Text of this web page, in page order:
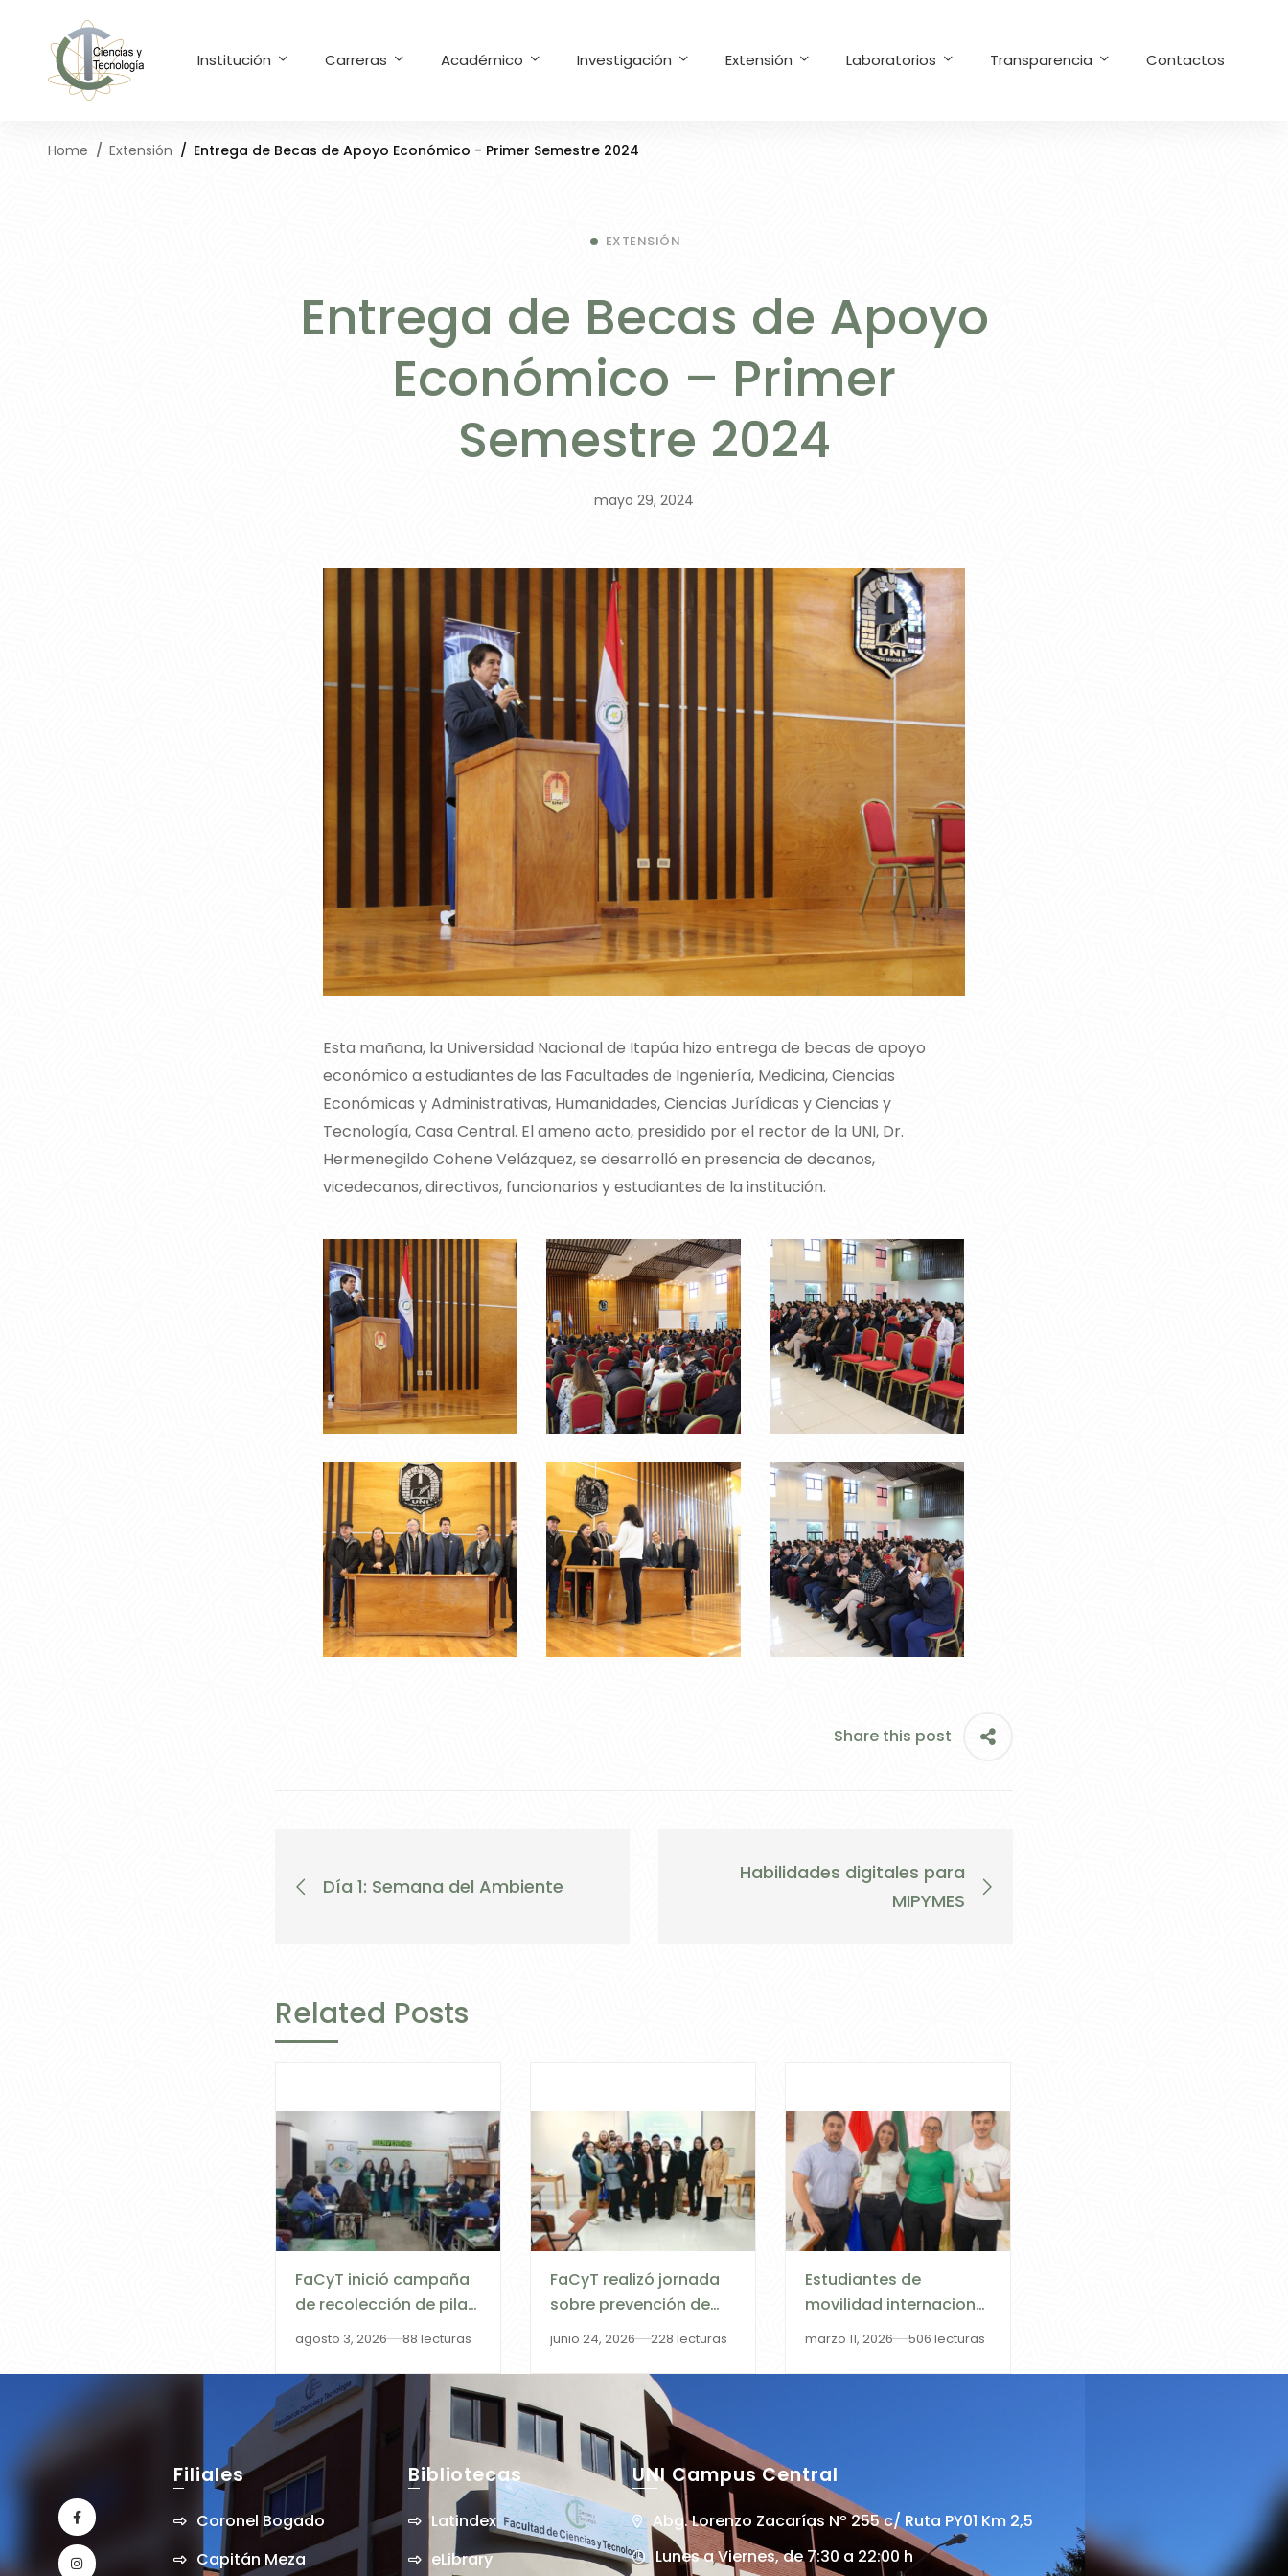
Institución Carreras Académico Investigación Extensión Laboratorios Transparencia Contactos
Home Extensión Entrega de Becas de Apoyo Económico - Primer Semestre 2024
EXTENSIÓN
Entrega de Becas de Apoyo
Económico – Primer
Semestre 2024
mayo 29, 2024
Esta mañana, la Universidad Nacional de Itapúa hizo entrega de becas de apoyo
económico a estudiantes de las Facultades de Ingeniería, Medicina, Ciencias
Económicas y Administrativas, Humanidades, Ciencias Jurídicas y Ciencias y
Tecnología, Casa Central. El ameno acto, presidido por el rector de la UNI, Dr.
Hermenegildo Cohene Velázquez, se desarrolló en presencia de decanos,
vicedecanos, directivos, funcionarios y estudiantes de la institución.
Share this post
Día 1: Semana del Ambiente
Habilidades digitales para
MIPYMES
Related Posts
FaCyT inició campaña
de recolección de pilas
y baterías agotadas en
de Encarnación
agosto 3, 2026 88 lecturas
FaCyT realizó jornada
sobre prevención de
riesgos eléctricos e
Facultad de Medicina
junio 24, 2026 228 lecturas
Estudiantes de
movilidad internacional
del Programa ESCALA
la FaCyT– UNI
marzo 11, 2026 506 lecturas
Filiales
Coronel Bogado
Capitán Meza
Bibliotecas
Latindex
eLibrary
UNI Campus Central
Abg. Lorenzo Zacarías Nº 255 c/ Ruta PY01 Km 2,5
Lunes a Viernes, de 7:30 a 22:00 h